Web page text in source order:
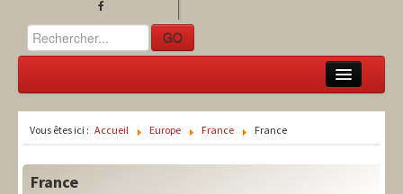
GO
Vous êtes ici : Accueil Europe France France
France